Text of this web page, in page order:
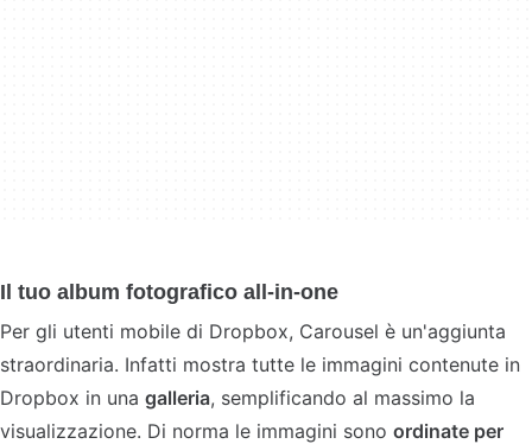
Il tuo album fotografico all-in-one
Per gli utenti mobile di Dropbox, Carousel è un'aggiunta
straordinaria. Infatti mostra tutte le immagini contenute in
Dropbox in una galleria, semplificando al massimo la
visualizzazione. Di norma le immagini sono ordinate per